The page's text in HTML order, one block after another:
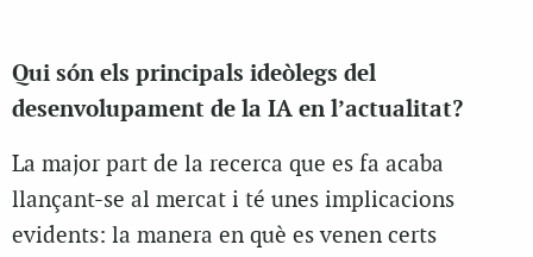
Qui són els principals ideòlegs del
desenvolupament de la IA en l’actualitat?
La major part de la recerca que es fa acaba
llançant-se al mercat i té unes implicacions
evidents: la manera en què es venen certs